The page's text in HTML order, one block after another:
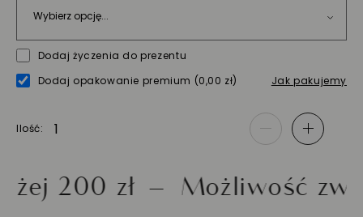
Dodaj życzenia do prezentu
Dodaj opakowanie premium (0,00 zł) Jak pakujemy
Ilość - +
200 zł Możliwość